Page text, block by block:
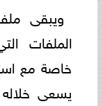
ويبقى
الملفات
خاصة مع
يسعى